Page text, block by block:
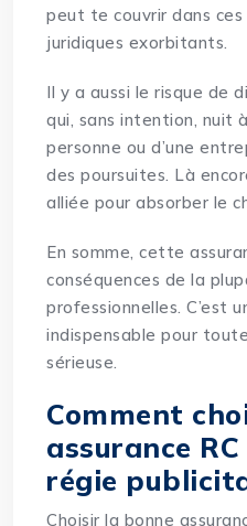
peut te couvrir dans
juridiques exorbitants.
Il y a aussi le risque de
qui, sans intention, nuit
personne ou d’une
des poursuites. Là
alliée pour absorber le
En somme, cette
conséquences de la
professionnelles. C’est
indispensable pour
sérieuse.
Comment
assurance
régie
Choisir la bonne